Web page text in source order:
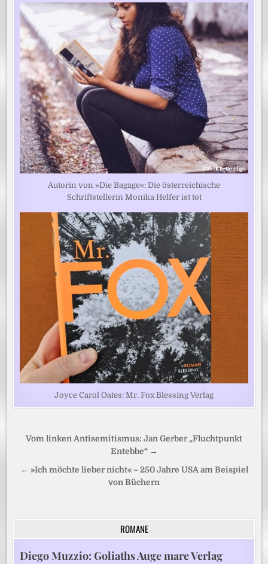
Autorin von »Die Bagage«: Die österreichische
Schriftstellerin Monika Helfer ist tot
Joyce Carol Oates: Mr. Fox Blessing Verlag
Beitragsnavigation
Vom linken Antisemitismus: Jan Gerber „Fluchtpunkt
Entebbe“ →
← »Ich möchte lieber nicht« – 250 Jahre USA am Beispiel
von Büchern
ROMANE
Diego Muzzio: Goliaths Auge mare Verlag